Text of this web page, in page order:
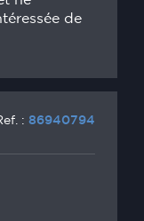
de
: 86940794